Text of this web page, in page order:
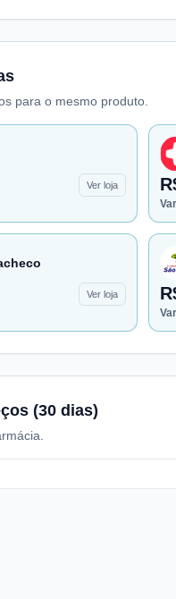
para o mesmo produto.
Ver loja
Ver loja
(30 dias)